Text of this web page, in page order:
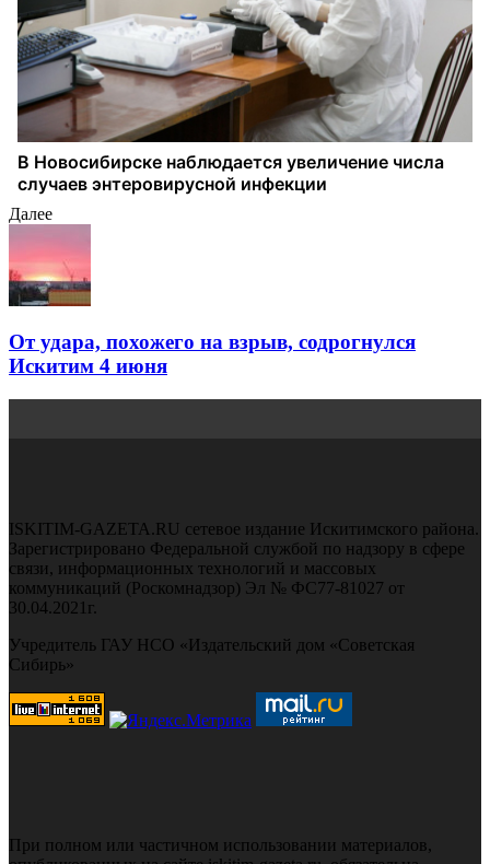
Далее
От удара, похожего на взрыв, содрогнулся
Искитим 4 июня
ISKITIM-GAZETA.RU сетевое издание Искитимского района.
Зарегистрировано Федеральной службой по надзору в сфере
связи, информационных технологий и массовых
коммуникаций (Роскомнадзор) Эл № ФС77-81027 от
30.04.2021г.
Учредитель ГАУ НСО «Издательский дом «Советская
Сибирь»
При полном или частичном использовании материалов,